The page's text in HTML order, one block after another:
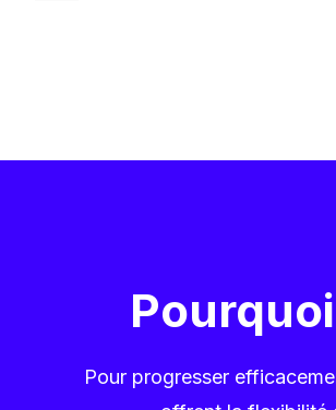
Pour progresser